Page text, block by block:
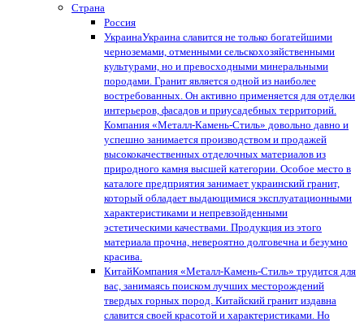
Страна
Россия
УкраинаУкраина славится не только богатейшими
черноземами, отменными сельскохозяйственными
культурами, но и превосходными минеральными
породами. Гранит является одной из наиболее
востребованных. Он активно применяется для отделки
интерьеров, фасадов и приусадебных территорий.
Компания «Металл-Камень-Стиль» довольно давно и
успешно занимается производством и продажей
высококачественных отделочных материалов из
природного камня высшей категории. Особое место в
каталоге предприятия занимает украинский гранит,
который обладает выдающимися эксплуатационными
характеристиками и непревзойденными
эстетическими качествами. Продукция из этого
материала прочна, невероятно долговечна и безумно
красива.
КитайКомпания «Металл-Камень-Стиль» трудится для
вас, занимаясь поиском лучших месторождений
твердых горных пород. Китайский гранит издавна
славится своей красотой и характеристиками. Но